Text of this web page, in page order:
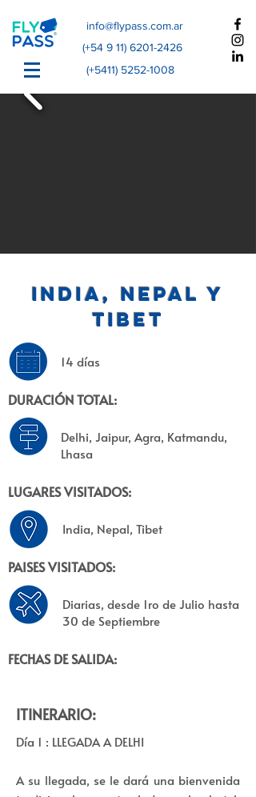
info@flypass.com.ar
(+54 9 11) 6201-2426
(+5411) 5252-1008
India, Nepal y
Tibet
14 días
Delhi, Jaipur, Agra, Katmandu,
Lhasa
India, Nepal, Tibet
Diarias, desde 1ro de Julio hasta
30 de Septiembre
DURACIÓN TOTAL:
LUGARES VISITADOS:
FECHAS DE SALIDA:
PAISES VISITADOS:
Día 1 : LLEGADA A DELHI
A su llegada, se le dará una bienvenida
ITINERARIO: